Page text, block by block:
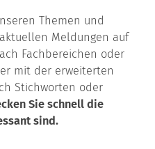
Themen und
Meldungen auf
Fachbereichen oder
mit der erweiterten
Stichworten oder
Sie schnell die
sind.